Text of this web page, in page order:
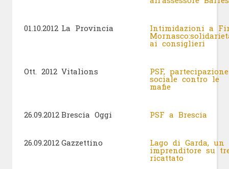
01.10.2012 La Provincia Intimidazioni a
ai consiglieri
Ott. 2012 Vitalions PSF, partecipazione
sociale contro le
mafie
26.09.2012 Brescia Oggi PSF a Brescia
26.09.2012 Gazzettino Lago di Garda, un
imprenditore su
ricattato